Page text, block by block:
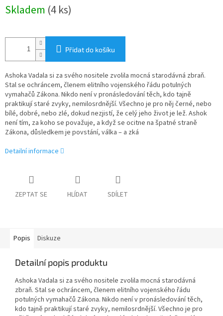
cena:
Skladem (4 ks)
Přidat do košíku
Ashoka Vadala si za svého nositele zvolila mocná starodávná zbraň.
Stal se ochráncem, členem elitního vojenského řádu potulných
vymahačů Zákona. Nikdo není v pronásledování těch, kdo tajně
praktikují staré zvyky, nemilosrdnější. Všechno je pro něj černé, nebo
bílé, dobré, nebo zlé, dokud nezjistí, že celý jeho život je lež. Ashok
není tím, za koho se považuje, a když se ocitne na špatné straně
Zákona, důsledkem je povstání, válka – a zká
Detailní informace
ZEPTAT SE HLÍDAT SDÍLET
Popis Diskuze
Detailní popis produktu
Ashoka Vadala si za svého nositele zvolila mocná starodávná
zbraň. Stal se ochráncem, členem elitního vojenského řádu
potulných vymahačů Zákona. Nikdo není v pronásledování těch,
kdo tajně praktikují staré zvyky, nemilosrdnější. Všechno je pro